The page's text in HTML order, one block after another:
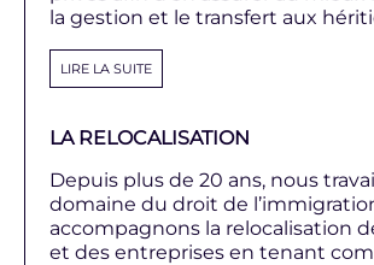
la gestion et le transfert aux
LIRE LA SUITE
LA RELOCALISATION
Depuis plus de 20 ans, nous
domaine du droit de
accompagnons la relocalisation
et des entreprises en tenant